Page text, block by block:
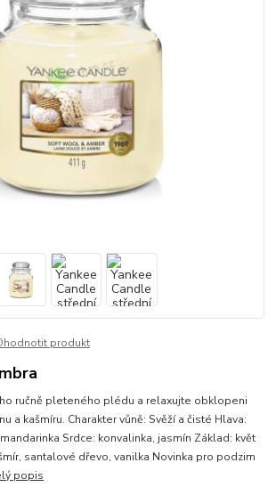
produkt
ručně pleteného plédu a relaxujte obklopeni
a kašmíru. Charakter vůně: Svěží a čisté Hlava:
Srdce: konvalinka, jasmín Základ: květ
santalové dřevo, vanilka Novinka pro podzim
popis